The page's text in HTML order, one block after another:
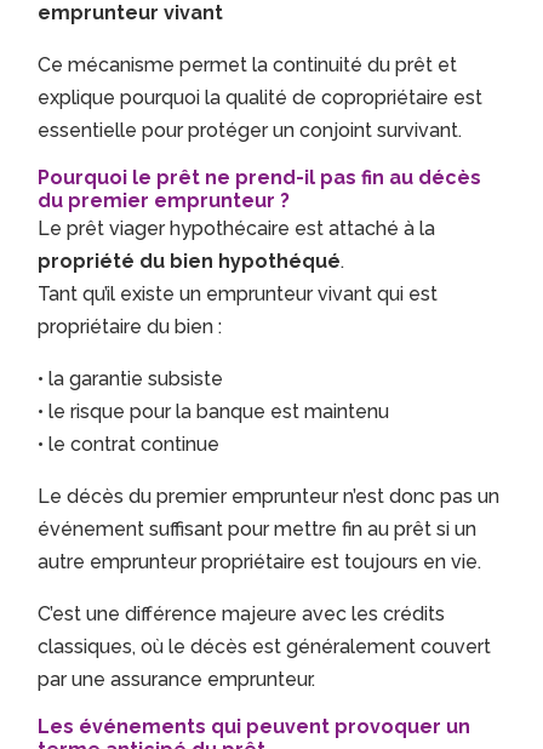
emprunteur vivant
Ce mécanisme permet la continuité du prêt et
explique pourquoi la qualité de copropriétaire est
essentielle pour protéger un conjoint survivant.
Pourquoi le prêt ne prend-il pas fin au décès
du premier emprunteur ?
Le prêt viager hypothécaire est attaché à la
propriété du bien hypothéqué.
Tant qu’il existe un emprunteur vivant qui est
propriétaire du bien :
• la garantie subsiste
• le risque pour la banque est maintenu
• le contrat continue
Le décès du premier emprunteur n’est donc pas un
événement suffisant pour mettre fin au prêt si un
autre emprunteur propriétaire est toujours en vie.
C’est une différence majeure avec les crédits
classiques, où le décès est généralement couvert
par une assurance emprunteur.
Les événements qui peuvent provoquer un